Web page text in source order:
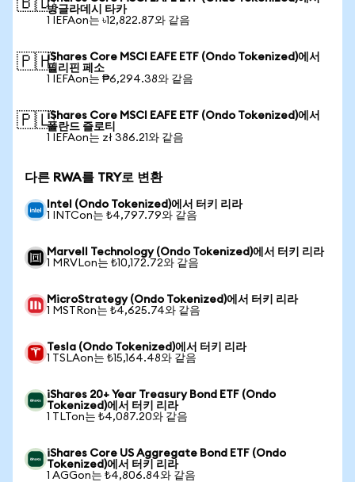
🇧🇩방글라데시 타카
1 IEFAon는 ৳12,822.87와 같음
🇵🇭iShares Core MSCI EAFE ETF (Ondo Tokenized)에서
필리핀 페소
1 IEFAon는 ₱6,294.38와 같음
🇵🇱iShares Core MSCI EAFE ETF (Ondo Tokenized)에서
폴란드 즐로티
1 IEFAon는 zł 386.21와 같음
다른 RWA를 TRY로 변환
Intel (Ondo Tokenized)에서 터키 리라
1 INTCon는 ₺4,797.79와 같음
Marvell Technology (Ondo Tokenized)에서 터키 리라
1 MRVLon는 ₺10,172.72와 같음
MicroStrategy (Ondo Tokenized)에서 터키 리라
1 MSTRon는 ₺4,625.74와 같음
Tesla (Ondo Tokenized)에서 터키 리라
1 TSLAon는 ₺15,164.48와 같음
iShares 20+ Year Treasury Bond ETF (Ondo
Tokenized)에서 터키 리라
1 TLTon는 ₺4,087.20와 같음
iShares Core US Aggregate Bond ETF (Ondo
Tokenized)에서 터키 리라
1 AGGon는 ₺4,806.84와 같음